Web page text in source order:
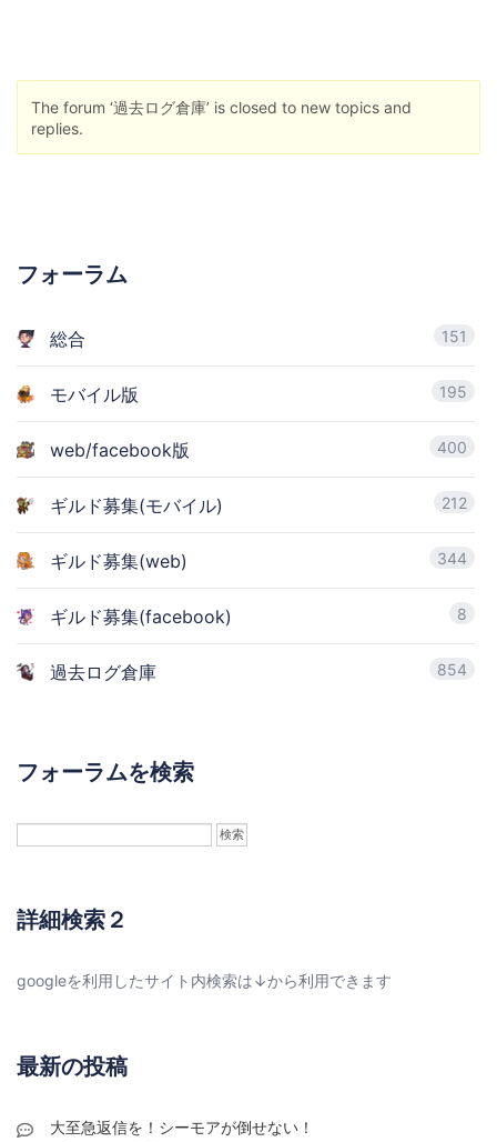
The forum ‘過去ログ倉庫’ is closed to new topics and
replies.
フォーラム
総合 151
モバイル版 195
web/facebook版 400
ギルド募集(モバイル) 212
ギルド募集(web) 344
ギルド募集(facebook) 8
過去ログ倉庫 854
フォーラムを検索
詳細検索２
googleを利用したサイト内検索は↓から利用できます
最新の投稿
大至急返信を！シーモアが倒せない！